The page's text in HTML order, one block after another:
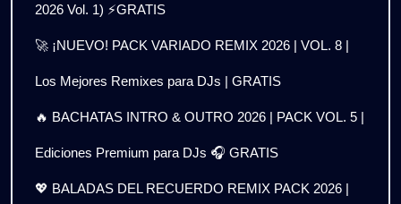
2026 Vol. 1) ⚡GRATIS
🚀 ¡NUEVO! PACK VARIADO REMIX 2026 | VOL. 8 |
Los Mejores Remixes para DJs | GRATIS
🔥 BACHATAS INTRO & OUTRO 2026 | PACK VOL. 5 |
Ediciones Premium para DJs 🎧 GRATIS
💖 BALADAS DEL RECUERDO REMIX PACK 2026 |